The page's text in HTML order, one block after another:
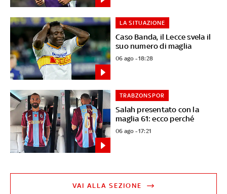
Caso Banda, il Lecce svela il
suo numero di maglia
LA SITUAZIONE
06 ago - 18:28
Salah presentato con la
maglia 61: ecco perché
TRABZONSPOR
06 ago - 17:21
VAI ALLA SEZIONE